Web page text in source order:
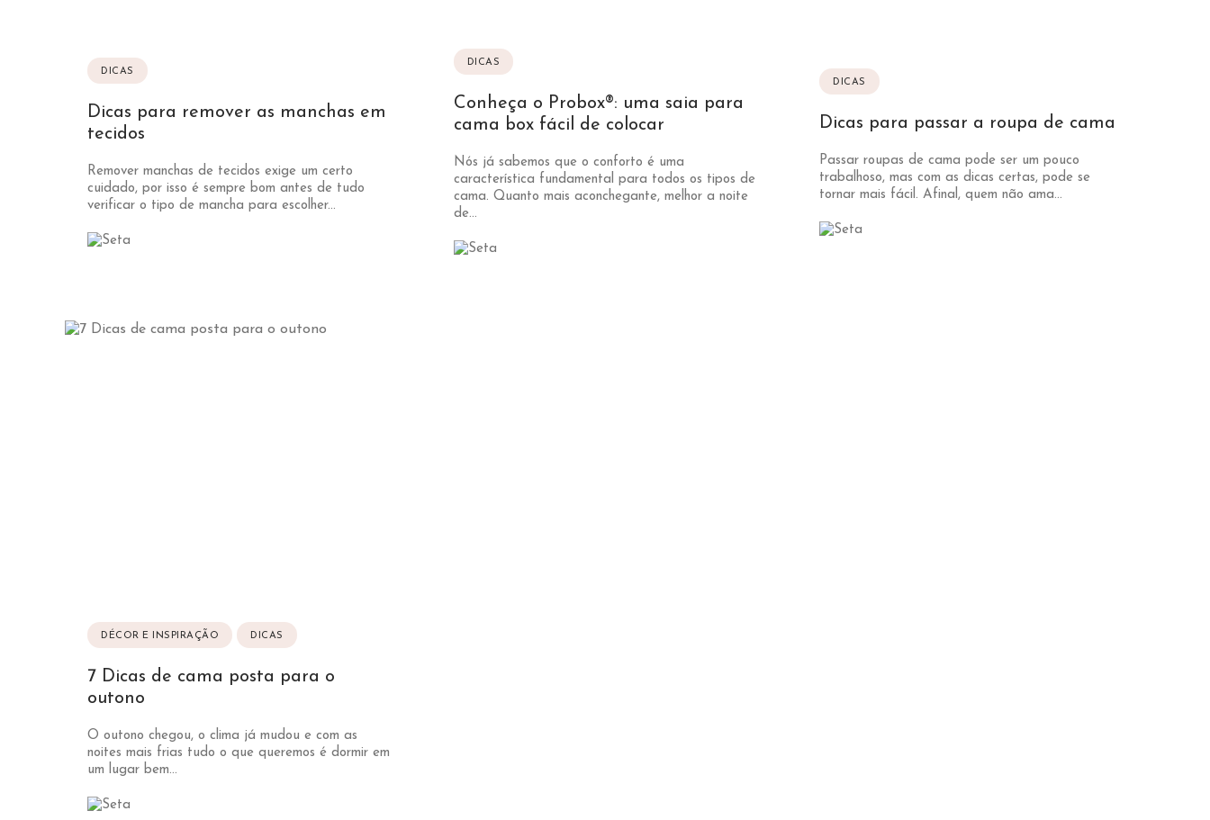
DICAS
Dicas para remover as manchas em
tecidos
Remover manchas de tecidos exige um certo
cuidado, por isso é sempre bom antes de tudo
verificar o tipo de mancha para escolher...
DICAS
Conheça o Probox®: uma saia para
cama box fácil de colocar
Nós já sabemos que o conforto é uma
característica fundamental para todos os tipos de
cama. Quanto mais aconchegante, melhor a noite
de...
DICAS
Dicas para passar a roupa de cama
Passar roupas de cama pode ser um pouco
trabalhoso, mas com as dicas certas, pode se
tornar mais fácil. Afinal, quem não ama...
DÉCOR E INSPIRAÇÃO DICAS
7 Dicas de cama posta para o
outono
O outono chegou, o clima já mudou e com as
noites mais frias tudo o que queremos é dormir em
um lugar bem...